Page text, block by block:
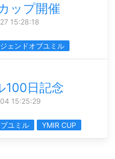
ップ開催
15:28:18
ェンドオブユミル
100日記念
15:25:29
ユミル YMIR CUP